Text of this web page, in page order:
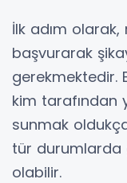
İlk adım olarak,
başvurarak
gerekmektedir.
kim tarafından
sunmak
tür durumlarda
olabilir.